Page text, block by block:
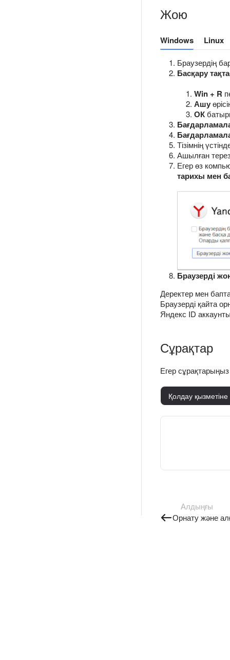
Жою
Windows Linux
Браузердің
Басқару
Win + R
Ашу
ОК
Тізімнің
Ашылған
Егер өз
тарихы мен
Браузерді
Деректер мен
Браузерді қайта
Яндекс ID
Сұрақтар
Егер
Қолдау
Алдыңғы
Орнату және